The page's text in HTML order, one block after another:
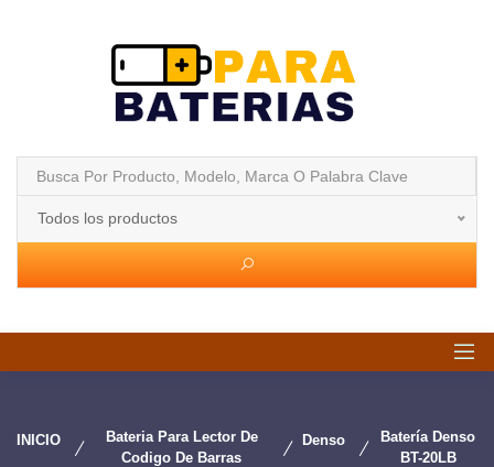
Todos los productos
INICIO
Bateria Para Lector De
Codigo De Barras
Denso
Batería Denso
BT-20LB